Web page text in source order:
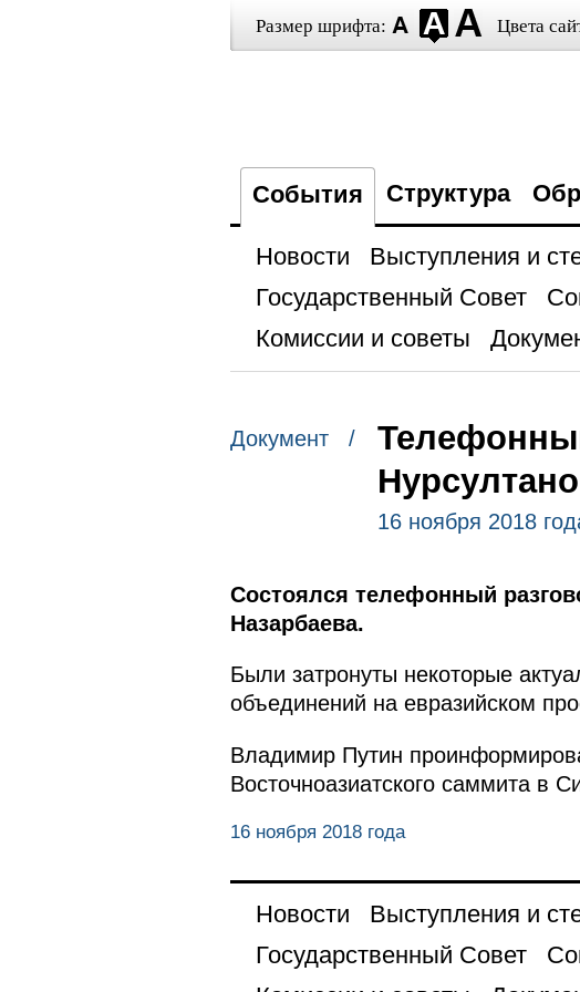
Размер шрифта: Цвета
События Структура
Новости Выступления и
Государственный Совет
Комиссии и советы
Документ /
16 ноября 2018
Состоялся телефонный
Назарбаева.
Были затронуты некоторые
объединений на евразийском
Владимир Путин
Восточноазиатского саммита в
16 ноября 2018 года
Новости Выступления и
Государственный Совет